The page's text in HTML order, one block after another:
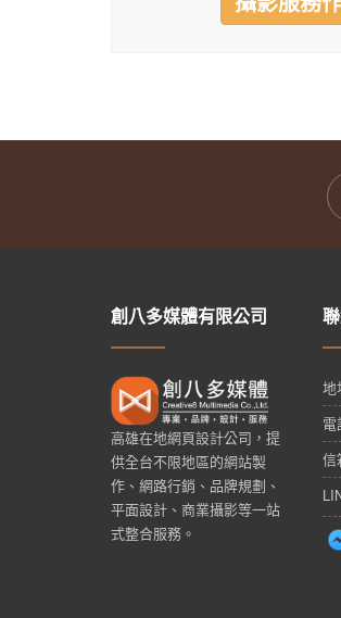
創八多媒體有限公司
高雄在地網頁設計公司，提
供全台不限地區的網站製
作、網路行銷、品牌規劃、
平面設計、商業攝影等一站
式整合服務。
地
電
信